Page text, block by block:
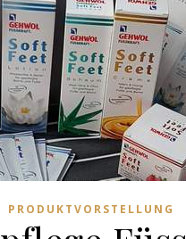
PRODUKTVORSTELLUNG